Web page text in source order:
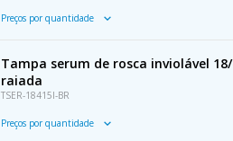
Preços por quantidade
Tampa serum de rosca inviolável
raiada
TSER-18415I-BR
Preços por quantidade